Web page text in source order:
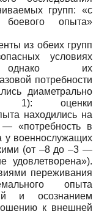
групп: «с
опыта»
из обеих групп
условиях
их
потребности
диаметрально
1): оценки
находились на
«потребность в
у военнослужащих
(от –8 до –3 —
удовлетворена»).
переживания
опыта
и осознанием
к внешней